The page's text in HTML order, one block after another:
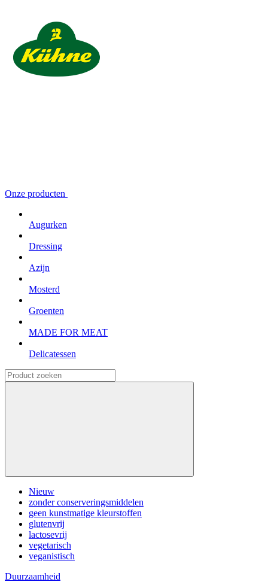
Onze producten
Augurken
Dressing
Azijn
Mosterd
Groenten
MADE FOR MEAT
Delicatessen
Nieuw
zonder conserveringsmiddelen
geen kunstmatige kleurstoffen
glutenvrij
lactosevrij
vegetarisch
veganistisch
Duurzaamheid